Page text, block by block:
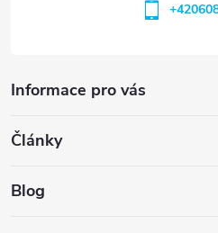
Informace pro vás
Články
Blog